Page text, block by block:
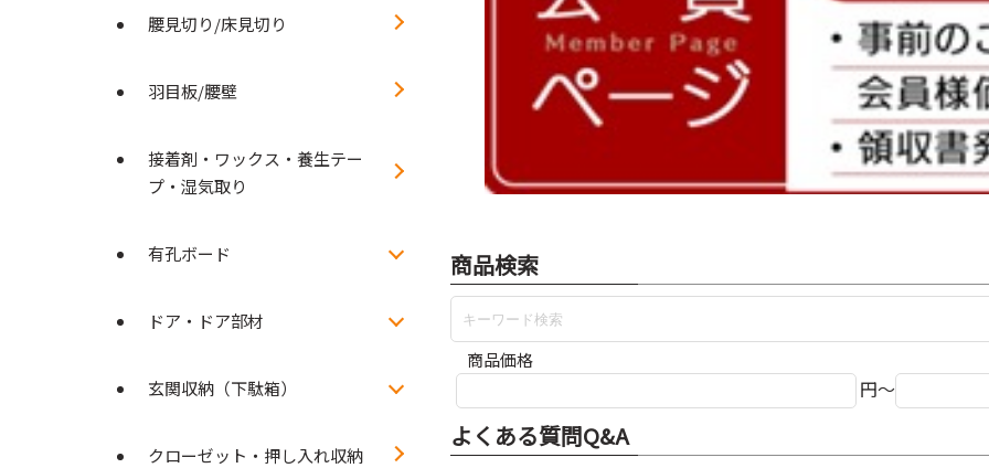
商品検索
商品価格
円～
よくある質問Q&A
腰見切り/床見切り
羽目板/腰壁
接着剤・ワックス・養生テー
プ・湿気取り
有孔ボード
ドア・ドア部材
玄関収納（下駄箱）
クローゼット・押し入れ収納